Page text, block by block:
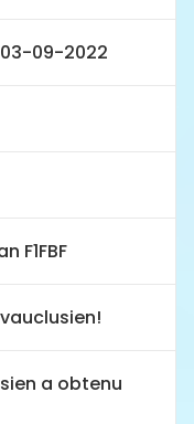
09-2022
F1FBF
a obtenu